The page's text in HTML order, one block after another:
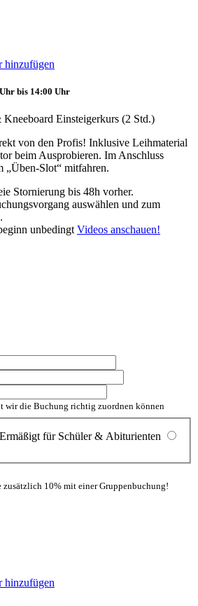
hinzufügen
bis 14:00 Uhr
Kneeboard Einsteigerkurs (2 Std.)
von den Profis! Inklusive Leihmaterial
beim Ausprobieren. Im Anschluss
„Üben-Slot“ mitfahren.
Stornierung bis 48h vorher.
auswählen und zum
unbedingt Videos anschauen!
wir die Buchung richtig zuordnen können
Ermäßigt für Schüler & Abiturienten
zusätzlich 10% mit einer Gruppenbuchung!
hinzufügen